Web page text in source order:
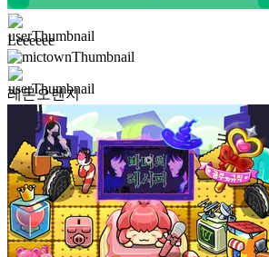
Leeeeee
레몬오렌지